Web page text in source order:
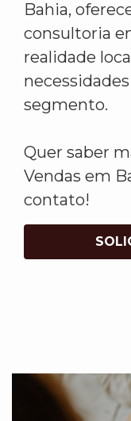
Bahia,
consultoria
realidade
segmento.
Quer saber
Vendas em
contato!